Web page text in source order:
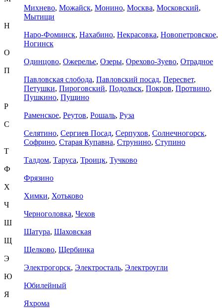
Михнево, Можайск, Монино, Москва, Московский,
Мытищи
Н
Наро-Фоминск, Нахабино, Некрасовка, Новопетровское,
Ногинск
О
Одинцово, Ожерелье, Озеры, Орехово-Зуево, Отрадное
П
Павловская слобода, Павловский посад, Пересвет,
Петушки, Пироговский, Подольск, Покров, Протвино,
Пушкино, Пущино
Р
Раменское, Реутов, Рошаль, Руза
С
Селятино, Сергиев Посад, Серпухов, Солнечногорск,
Софрино, Старая Купавна, Струнино, Ступино
Т
Талдом, Таруса, Троицк, Тучково
Ф
Фрязино
Х
Химки, Хотьково
Ч
Черноголовка, Чехов
Ш
Шатура, Шаховская
Щ
Щелково, Щербинка
Э
Электрогорск, Электросталь, Электроугли
Ю
Юбилейный
Я
Яхрома